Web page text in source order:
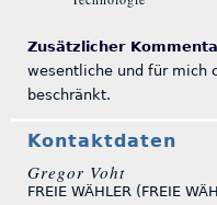
Zusätzlicher
wesentliche und für mich
beschränkt.
Kontaktdaten
Gregor Voht
FREIE WÄHLER (FREIE